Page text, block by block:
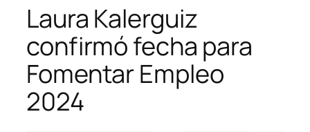
Laura Kalerguiz
confirmó fecha para
Fomentar Empleo
2024